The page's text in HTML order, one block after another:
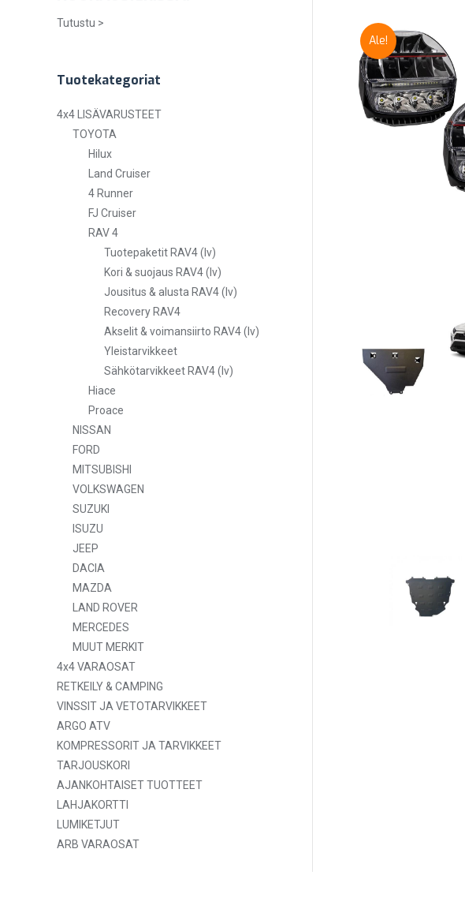
Ale!
Tutustu >
Tuotekategoriat
4x4 LISÄVARUSTEET
TOYOTA
Hilux
Land Cruiser
4 Runner
FJ Cruiser
RAV 4
Tuotepaketit RAV4 (lv)
Kori & suojaus RAV4 (lv)
Jousitus & alusta RAV4 (lv)
Recovery RAV4
Akselit & voimansiirto RAV4 (lv)
Yleistarvikkeet
Sähkötarvikkeet RAV4 (lv)
Hiace
Proace
NISSAN
FORD
MITSUBISHI
VOLKSWAGEN
SUZUKI
ISUZU
JEEP
DACIA
MAZDA
LAND ROVER
MERCEDES
MUUT MERKIT
4x4 VARAOSAT
RETKEILY & CAMPING
VINSSIT JA VETOTARVIKKEET
ARGO ATV
KOMPRESSORIT JA TARVIKKEET
TARJOUSKORI
AJANKOHTAISET TUOTTEET
LAHJAKORTTI
LUMIKETJUT
ARB VARAOSAT